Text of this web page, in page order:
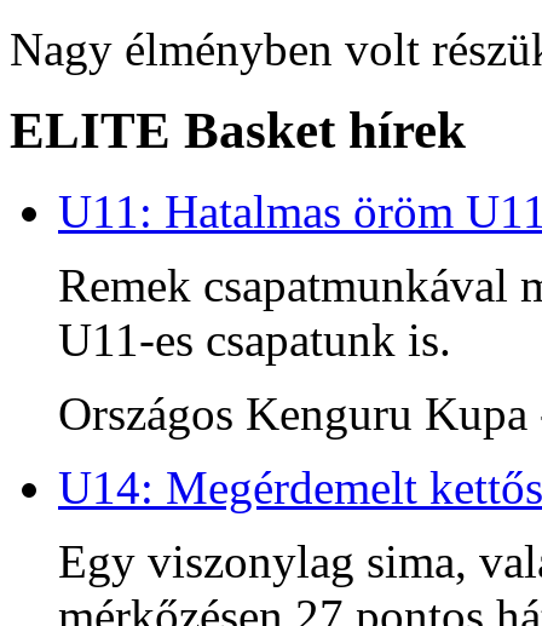
Nagy élményben volt
ELITE Basket hírek
U11: Hatalmas öröm
Remek csapatmunkával
U11-es csapatunk is.
Országos Kenguru
U14: Megérdemelt
Egy viszonylag sima,
mérkőzésen 27 pontos